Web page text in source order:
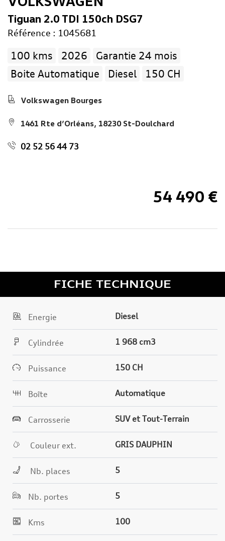
Tiguan 2.0 TDI 150ch DSG7
Référence : 1045681
100 kms 2026
Garantie 24 mois
Boite Automatique
Diesel 150 CH
Volkswagen Bourges
1461 Rte d’Orléans, 18230 St-Doulchard
02 52 56 44 73
54 490 €
FICHE TECHNIQUE
Energie Diesel
Cylindrée 1 968 cm3
Puissance 150 CH
Boîte Automatique
Carrosserie SUV et Tout-Terrain
Couleur ext. GRIS DAUPHIN
Nb. places 5
Nb. portes 5
Kms 100